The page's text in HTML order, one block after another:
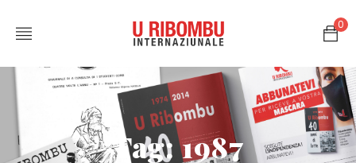
0
Tag: 1987